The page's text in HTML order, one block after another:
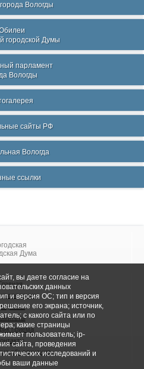
Вологды
городской Думы
парламент
Вологды
сайты РФ
Вологда
ссылки
Дума
сведения
приема
объединения
вы даете согласие на
данных
и версия ОС; тип и версия
его экрана; источник,
с какого сайта или по
какие страницы
пользователь; ip-
сайта, проведения
исследований и
ваши данные